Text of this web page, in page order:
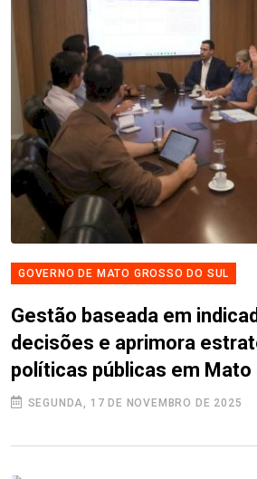
GOVERNO DE MATO GROSSO DO SUL
Gestão baseada em
decisões e aprimora
políticas públicas em Mato
SEGUNDA, 17 DE NOVEMBRO DE 2025